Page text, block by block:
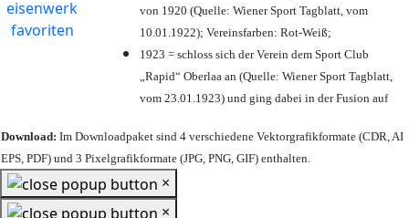
von 1920 (Quelle: Wiener Sport Tagblatt, vom
10.01.1922); Vereinsfarben: Rot-Weiß;
1923 = schloss sich der Verein dem Sport Club
„Rapid“ Oberlaa an (Quelle: Wiener Sport Tagblatt,
vom 23.01.1923) und ging dabei in der Fusion auf
Download: Im Downloadpaket sind 4 verschiedene Vektorgrafikformate (CDR, AI
EPS, PDF) und 3 Pixelgrafikformate (JPG, PNG, GIF) enthalten.
×
×